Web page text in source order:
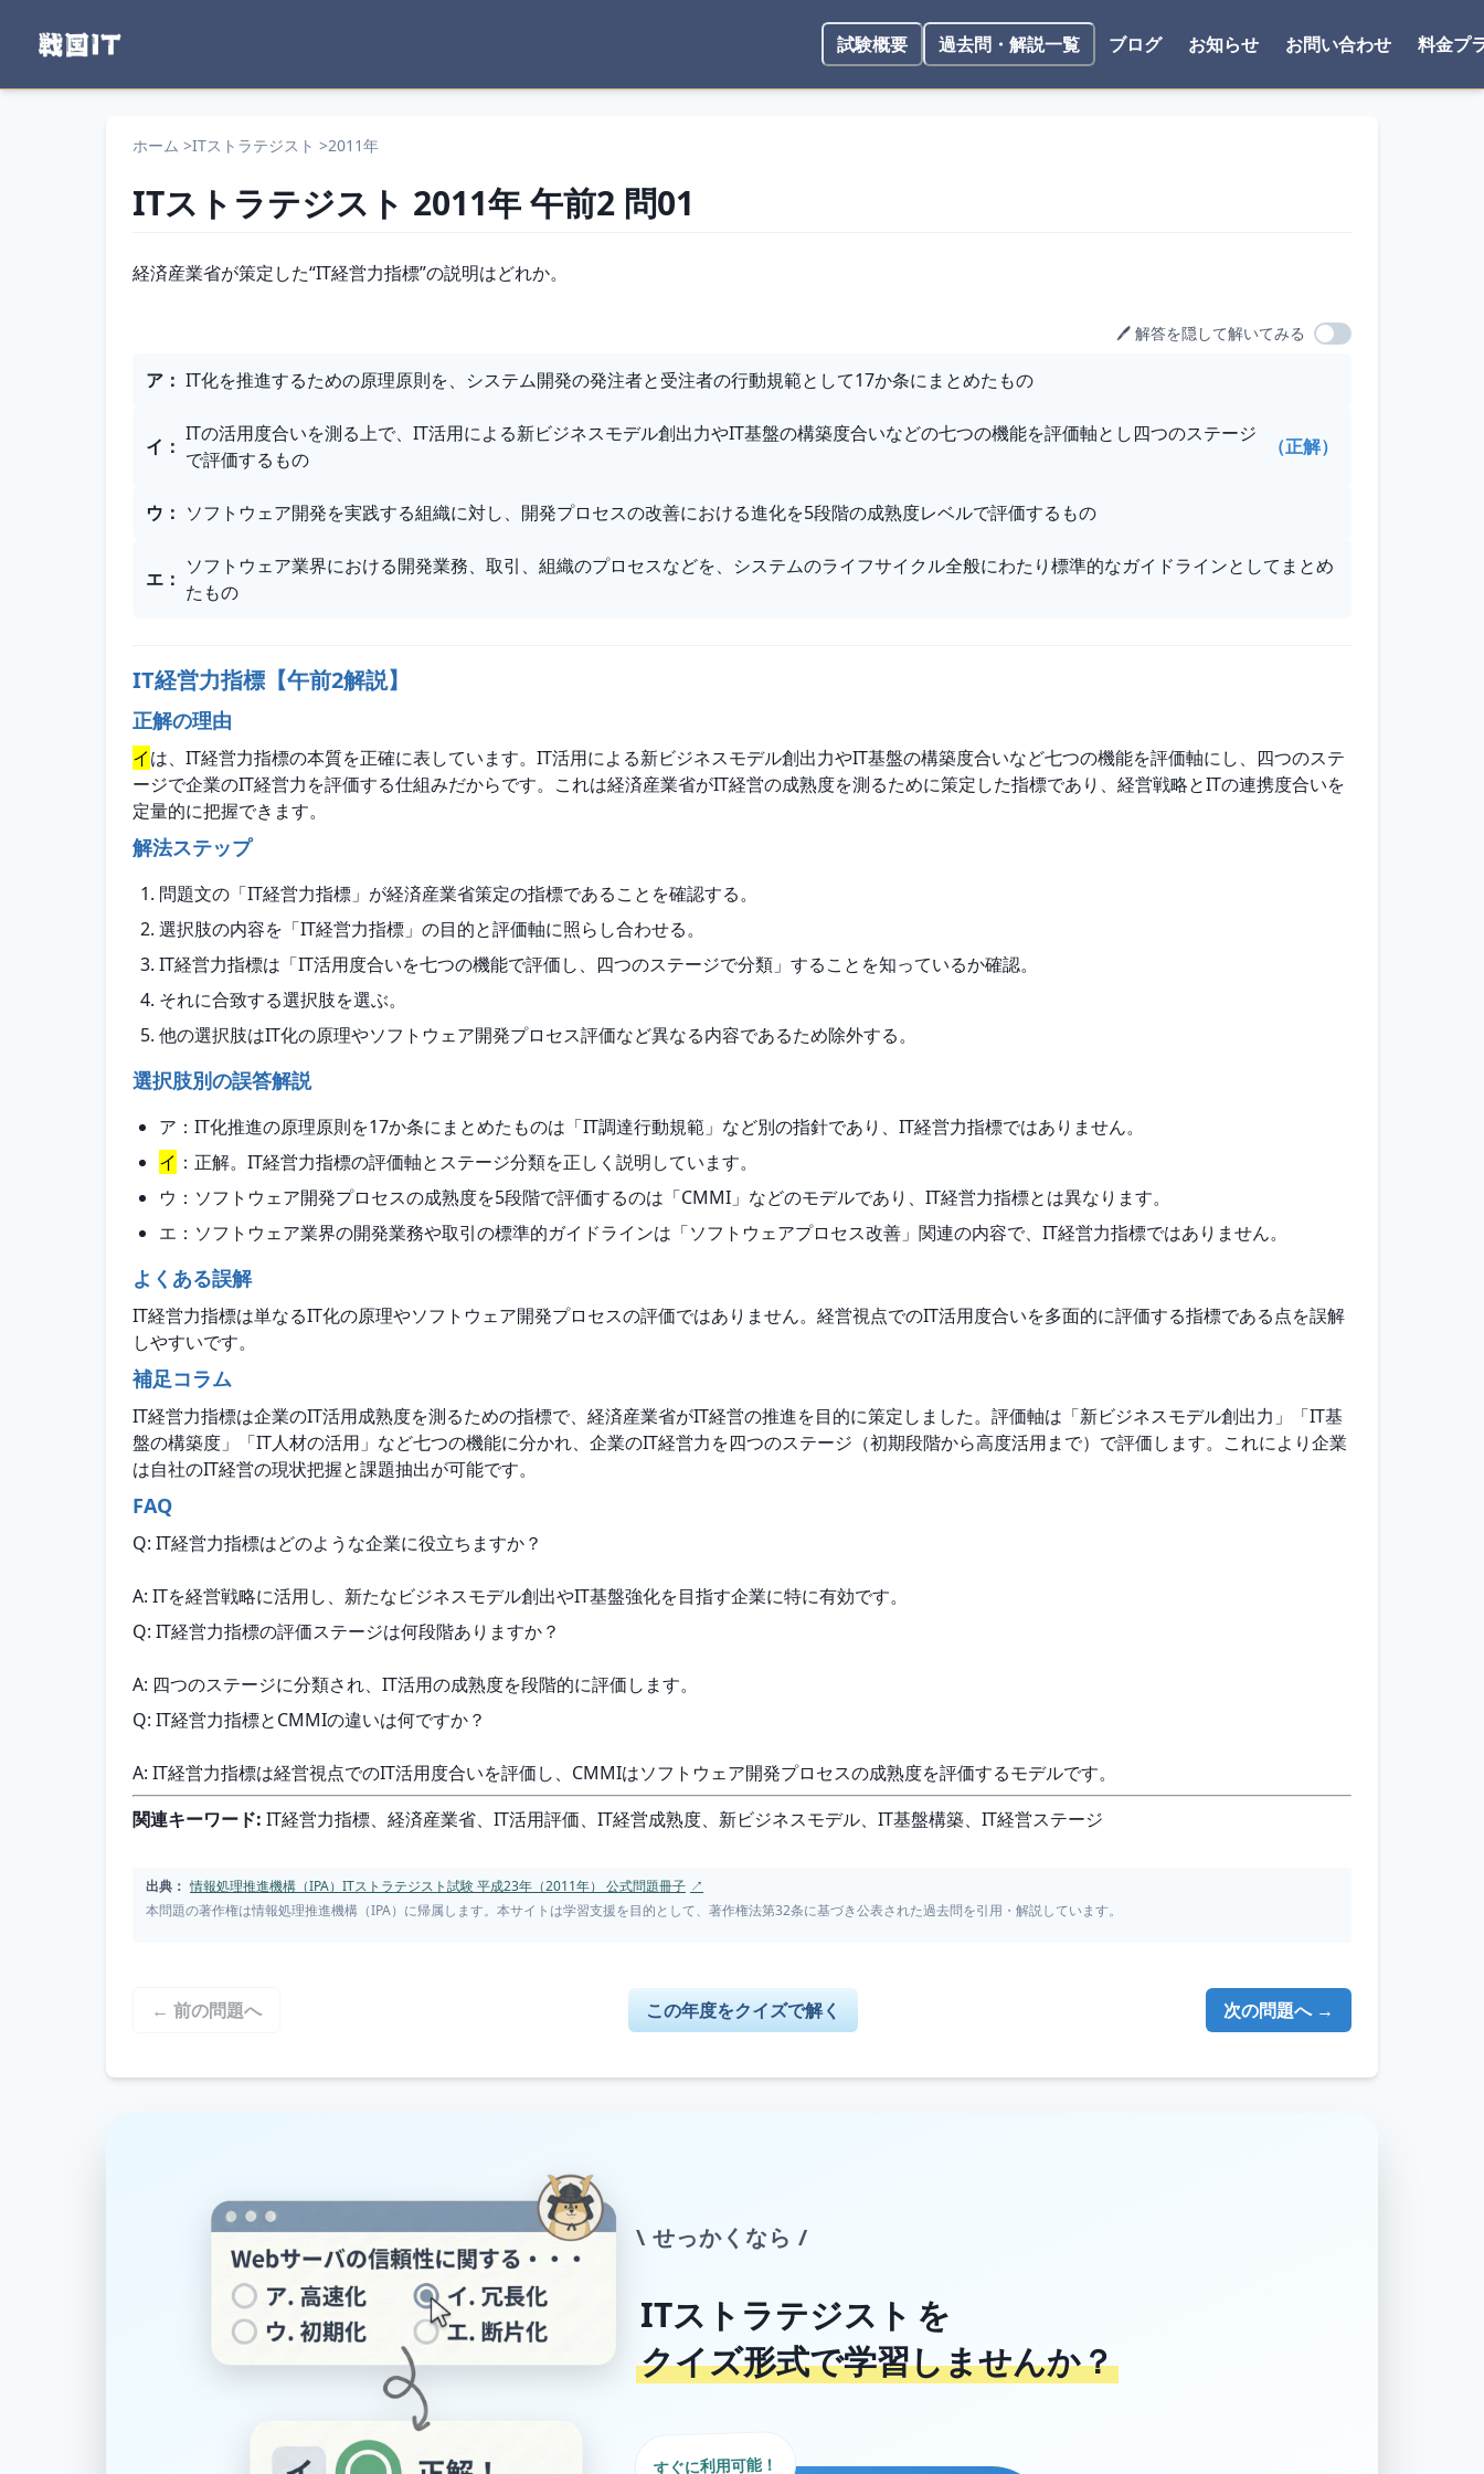
試験概要 過去問・解説一覧 ブログ お知らせ お問い合わせ 料金プ
ホーム >ITストラテジスト >2011年
ITストラテジスト 2011年午前2 問01
問題文
経済産業省が策定した“IT経営力指標”の説明はどれか。
🖊️ 解答を隠して解いてみる
選択肢
ア ： IT化を推進するための原理原則を、システム開発の発注者と受注者の行動規範として17か条にまとめたもの
イ ：
ITの活用度合いを測る上で、IT活用による新ビジネスモデル創出力やIT基盤の構築度合いなどの七つの機能を評価軸とし四つのステージ
で評価するもの
（正解）
ウ ： ソフトウェア開発を実践する組織に対し、開発プロセスの改善における進化を5段階の成熟度レベルで評価するもの
エ ：
ソフトウェア業界における開発業務、取引、組織のプロセスなどを、システムのライフサイクル全般にわたり標準的なガイドラインとしてまとめ
たもの
IT経営力指標【午前2解説】
正解の理由
イは、IT経営力指標の本質を正確に表しています。IT活用による新ビジネスモデル創出力やIT基盤の構築度合いなど七つの機能を評価軸にし、四つのステ
ージで企業のIT経営力を評価する仕組みだからです。これは経済産業省がIT経営の成熟度を測るために策定した指標であり、経営戦略とITの連携度合いを
定量的に把握できます。
解法ステップ
問題文の「IT経営力指標」が経済産業省策定の指標であることを確認する。
選択肢の内容を「IT経営力指標」の目的と評価軸に照らし合わせる。
IT経営力指標は「IT活用度合いを七つの機能で評価し、四つのステージで分類」することを知っているか確認。
それに合致する選択肢を選ぶ。
他の選択肢はIT化の原理やソフトウェア開発プロセス評価など異なる内容であるため除外する。
選択肢別の誤答解説
ア：IT化推進の原理原則を17か条にまとめたものは「IT調達行動規範」など別の指針であり、IT経営力指標ではありません。
イ ：正解。IT経営力指標の評価軸とステージ分類を正しく説明しています。
ウ：ソフトウェア開発プロセスの成熟度を5段階で評価するのは「CMMI」などのモデルであり、IT経営力指標とは異なります。
エ：ソフトウェア業界の開発業務や取引の標準的ガイドラインは「ソフトウェアプロセス改善」関連の内容で、IT経営力指標ではありません。
よくある誤解
IT経営力指標は単なるIT化の原理やソフトウェア開発プロセスの評価ではありません。経営視点でのIT活用度合いを多面的に評価する指標である点を誤解
しやすいです。
補足コラム
IT経営力指標は企業のIT活用成熟度を測るための指標で、経済産業省がIT経営の推進を目的に策定しました。評価軸は「新ビジネスモデル創出力」「IT基
盤の構築度」「IT人材の活用」など七つの機能に分かれ、企業のIT経営力を四つのステージ（初期段階から高度活用まで）で評価します。これにより企業
は自社のIT経営の現状把握と課題抽出が可能です。
FAQ
Q: IT経営力指標はどのような企業に役立ちますか？
A: ITを経営戦略に活用し、新たなビジネスモデル創出やIT基盤強化を目指す企業に特に有効です。
Q: IT経営力指標の評価ステージは何段階ありますか？
A: 四つのステージに分類され、IT活用の成熟度を段階的に評価します。
Q: IT経営力指標とCMMIの違いは何ですか？
A: IT経営力指標は経営視点でのIT活用度合いを評価し、CMMIはソフトウェア開発プロセスの成熟度を評価するモデルです。
関連キーワード: IT経営力指標、経済産業省、IT活用評価、IT経営成熟度、新ビジネスモデル、IT基盤構築、IT経営ステージ
出典： 情報処理推進機構（IPA）ITストラテジスト試験 平成23年（2011年） 公式問題冊子 ↗
本問題の著作権は情報処理推進機構（IPA）に帰属します。本サイトは学習支援を目的として、著作権法第32条に基づき公表された過去問を引用・解説しています。
← 前の問題へ この年度をクイズで解く 次の問題へ →
\ せっかくなら /
ITストラテジスト を
クイズ形式で学習しませんか？
すぐに利用可能！